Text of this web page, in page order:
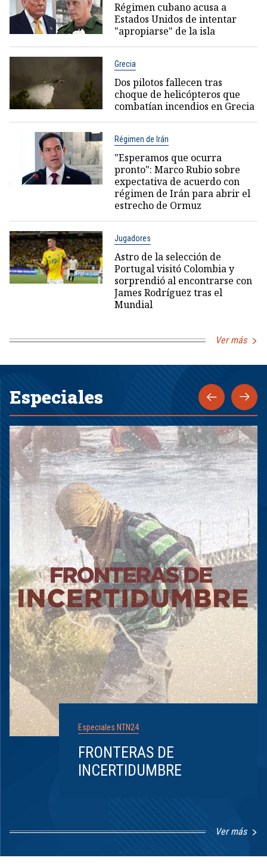
Régimen cubano acusa a
Estados Unidos de intentar
"apropiarse" de la isla
Grecia
Dos pilotos fallecen tras
choque de helicópteros que
combatían incendios en Grecia
Régimen de Irán
"Esperamos que ocurra
pronto": Marco Rubio sobre
expectativa de acuerdo con
régimen de Irán para abrir el
estrecho de Ormuz
Jugadores
Astro de la selección de
Portugal visitó Colombia y
sorprendió al encontrarse con
James Rodríguez tras el
Mundial
Ver más
Especiales
Especiales NTN24
FRONTERAS DE
INCERTIDUMBRE
Ver más
1